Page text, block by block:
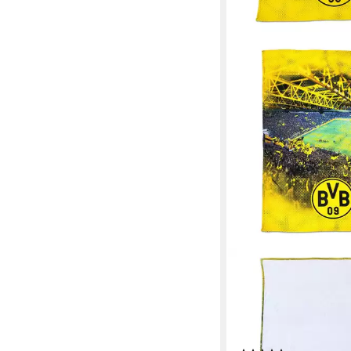
Kopfkissen BVB-
Stadionprint
100 % Polyester,
Polyester,